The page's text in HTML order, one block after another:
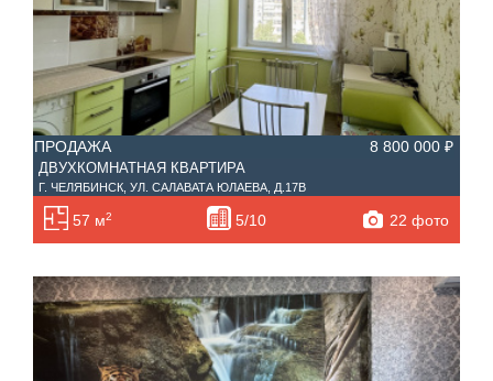
ПРОДАЖА 8 800 000 ₽
ДВУХКОМНАТНАЯ КВАРТИРА
Г. ЧЕЛЯБИНСК, УЛ. САЛАВАТА ЮЛАЕВА, Д.17В
57 м2 5/10 22 фото